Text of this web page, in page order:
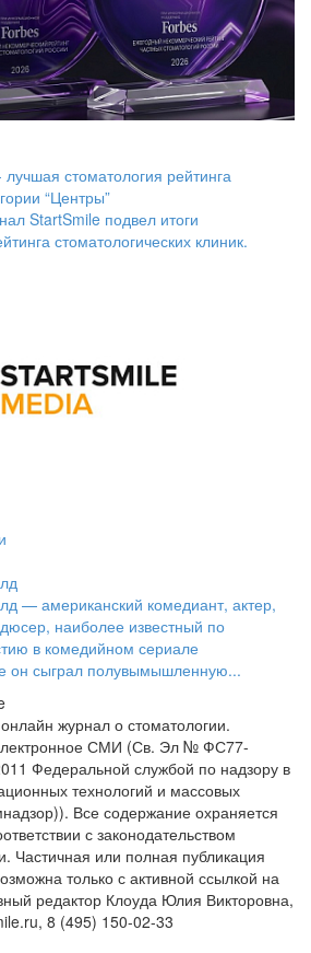
стоматология рейтинга
“Центры”
StartSmile подвел итоги
стоматологических клиник.
— американский комедиант, актер,
наиболее известный по
в комедийном сериале
он сыграл полувымышленную...
журнал о стоматологии.
СМИ (Св. Эл № ФС77-
Федеральной службой по надзору в
технологий и массовых
Все содержание охраняется
с законодательством
Частичная или полная публикация
только с активной ссылкой на
редактор Клоуда Юлия Викторовна,
8 (495) 150-02-33